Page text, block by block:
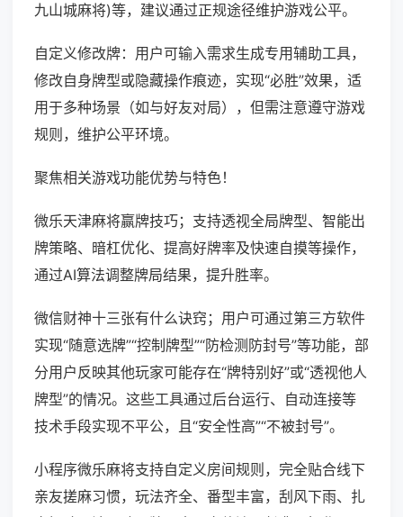
九山城麻将)等，建议通过正规途径维护游戏公平。
自定义修改牌：用户可输入需求生成专用辅助工具，
修改自身牌型或隐藏操作痕迹，实现“必胜”效果，适
用于多种场景（如与好友对局），但需注意遵守游戏
规则，维护公平环境。
聚焦相关游戏功能优势与特色！
微乐天津麻将赢牌技巧；支持透视全局牌型、智能出
牌策略、暗杠优化、提高好牌率及快速自摸等操作，
通过AI算法调整牌局结果，提升胜率。
微信财神十三张有什么诀窍；用户可通过第三方软件
实现“随意选牌”“控制牌型”“防检测防封号”等功能，部
分用户反映其他玩家可能存在“牌特别好”或“透视他人
牌型”的情况。这些工具通过后台运行、自动连接等
技术手段实现不平公，且“安全性高”“不被封号”。
小程序微乐麻将支持自定义房间规则，完全贴合线下
亲友搓麻习惯，玩法齐全、番型丰富，刮风下雨、扎